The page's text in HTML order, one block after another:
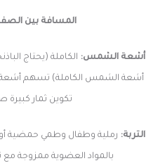
المسافة بين
أشعة الشمس:
أشعة الشمس الكاملة) تسهم
تكوين ثمار كبيرة
التربة: رملية وطفال وطمي حمضية
بالمواد العضوية ممزوجة مع